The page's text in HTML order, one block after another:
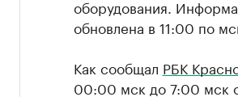
оборудования.
обновлена в 11:00 по
Как сообщал РБК
00:00 мск до 7:00 мск